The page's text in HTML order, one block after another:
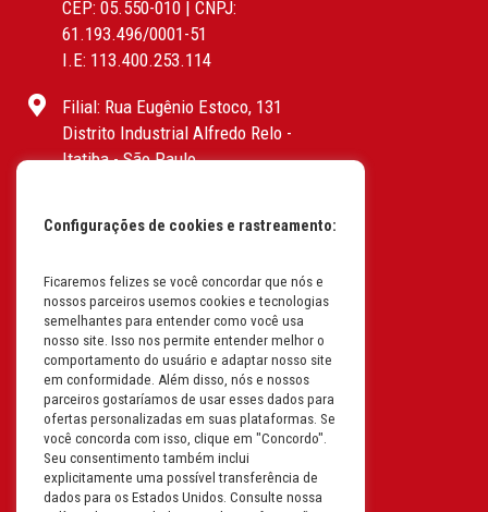
CEP: 05.550-010 | CNPJ:
61.193.496/0001-51
I.E: 113.400.253.114
Filial: Rua Eugênio Estoco, 131
Distrito Industrial Alfredo Relo -
Itatiba - São Paulo
I.E: 382.096.357.1147
Filial: Av. Odila Chaves Rodrigues,
1277
Parque industrial RM - Condomínio
Therapark - Jundiaí - São Paulo
CEP: 13.213-087 | CNPJ:
61.193.496/0018-08
I.E: 407.642.800.114
Filial: Rua em Projeto G, 728 – Letra A
Configurações de cookies e rastreamento:
Ficaremos felizes se você concordar que nós e
nossos parceiros usemos cookies e tecnologias
semelhantes para entender como você usa
nosso site. Isso nos permite entender melhor o
comportamento do usuário e adaptar nosso site
em conformidade. Além disso, nós e nossos
parceiros gostaríamos de usar esses dados para
ofertas personalizadas em suas plataformas. Se
você concorda com isso, clique em "Concordo".
Seu consentimento também inclui
explicitamente uma possível transferência de
dados para os Estados Unidos. Consulte nossa